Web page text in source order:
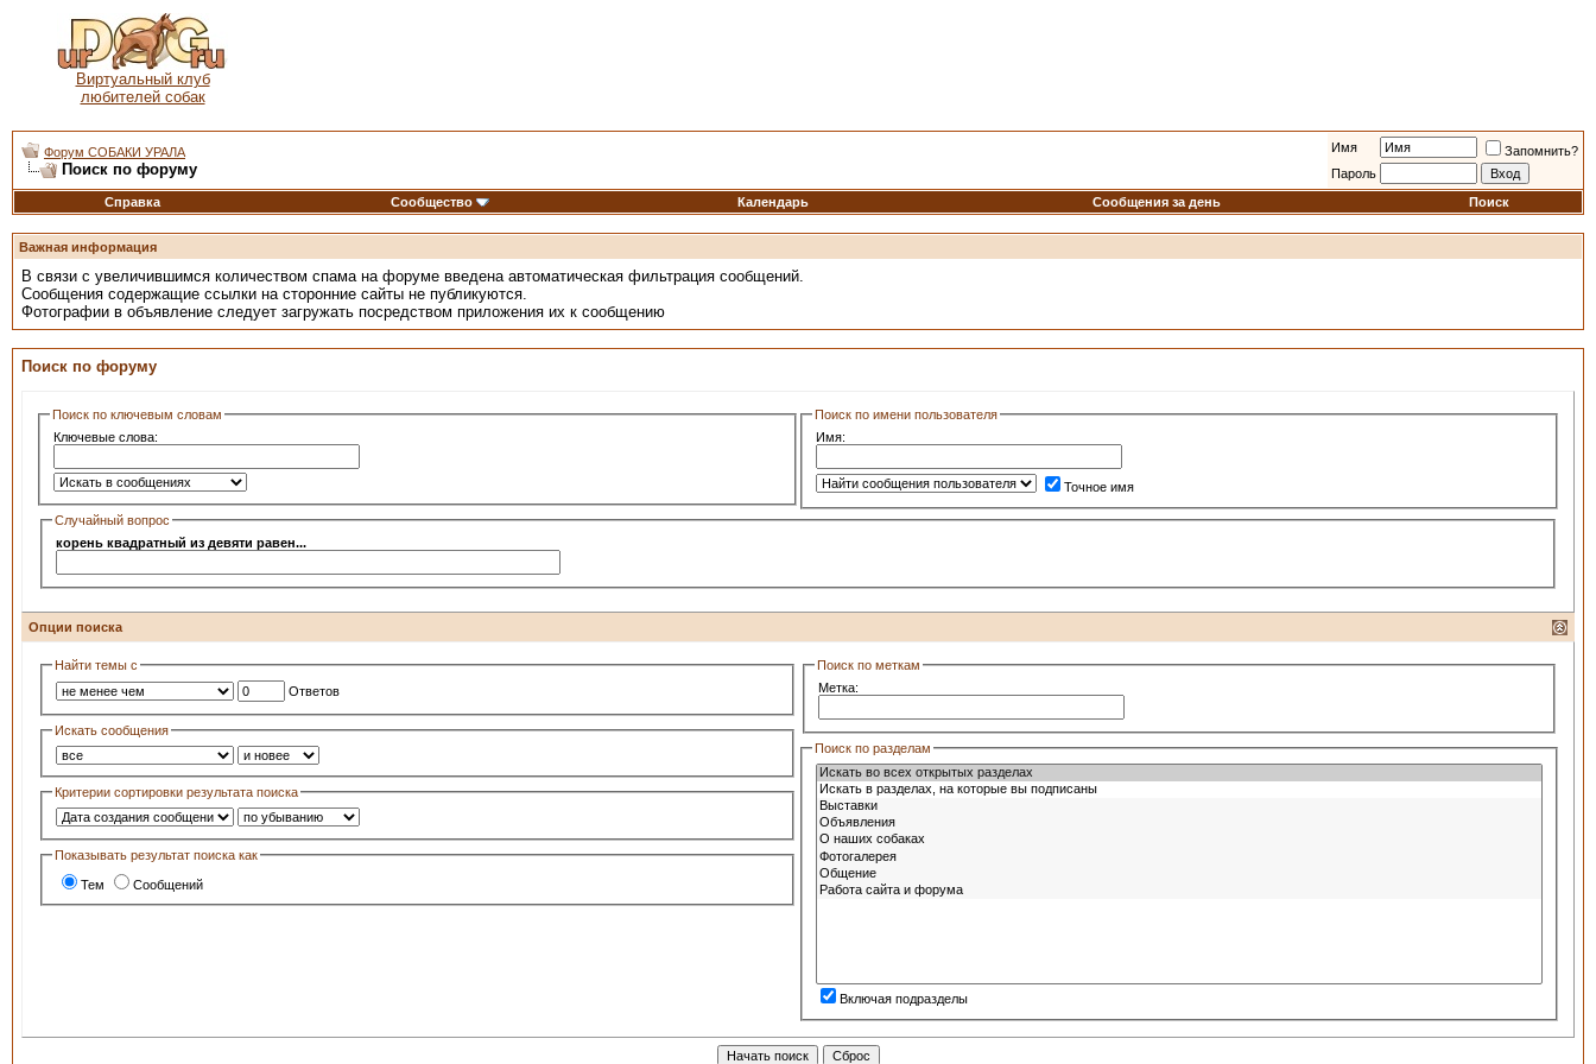
Виртуальный клуб
любителей собак
Форум СОБАКИ УРАЛА
Поиск по форуму
Имя
Запомнить?
Пароль
Справка
Сообщество Календарь Сообщения за день Поиск
Важная информация
В связи с увеличившимся количеством спама на форуме введена автоматическая фильтрация сообщений.
Сообщения содержащие ссылки на сторонние сайты не публикуются.
Фотографии в объявление следует загружать посредством приложения их к сообщению
Поиск по форуму
Поиск по ключевым словам
Ключевые слова:
Поиск по имени пользователя
Имя:
Точное имя
Случайный вопрос
корень квадратный из девяти равен...
Опции поиска
Найти темы с
Ответов
Искать сообщения
Критерии сортировки результата поиска
Показывать результат поиска как
Тем Сообщений
Поиск по меткам
Метка:
Поиск по разделам
Включая подразделы